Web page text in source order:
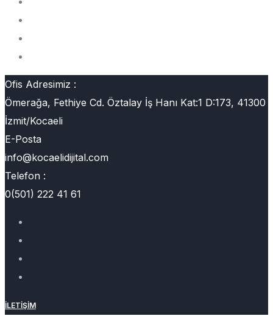
Ofis Adresimiz :
Ömerağa, Fethiye Cd. Öztalay İş Hanı Kat:1 D:173, 41300
İzmit/Kocaeli
E-Posta
info@kocaelidijital.com
Telefon :
0(501) 222 41 61
İLETIŞIM